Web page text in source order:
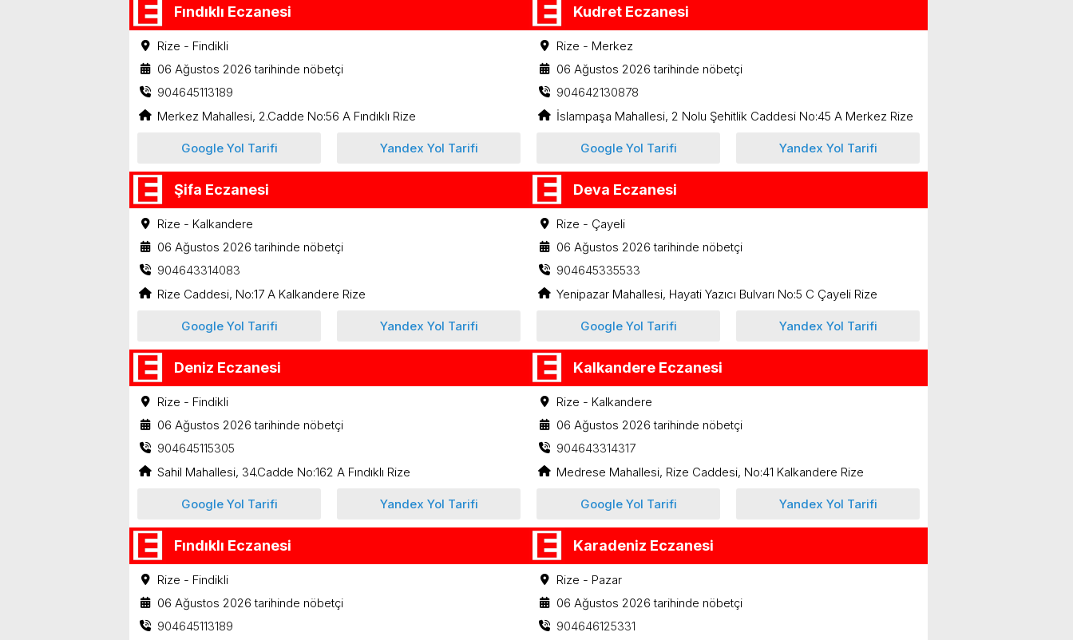
Fındıklı Eczanesi
Rize - Findikli
06 Ağustos 2026 tarihinde nöbetçi
904645113189
Merkez Mahallesi, 2.Cadde No:56 A Fındıklı Rize
Google Yol Tarifi Yandex Yol Tarifi
Kudret Eczanesi
Rize - Merkez
06 Ağustos 2026 tarihinde nöbetçi
904642130878
İslampaşa Mahallesi, 2 Nolu Şehitlik Caddesi No:45 A Merkez Rize
Google Yol Tarifi Yandex Yol Tarifi
Şifa Eczanesi
Rize - Kalkandere
06 Ağustos 2026 tarihinde nöbetçi
904643314083
Rize Caddesi, No:17 A Kalkandere Rize
Google Yol Tarifi Yandex Yol Tarifi
Deva Eczanesi
Rize - Çayeli
06 Ağustos 2026 tarihinde nöbetçi
904645335533
Yenipazar Mahallesi, Hayati Yazıcı Bulvarı No:5 C Çayeli Rize
Google Yol Tarifi Yandex Yol Tarifi
Deniz Eczanesi
Rize - Findikli
06 Ağustos 2026 tarihinde nöbetçi
904645115305
Sahil Mahallesi, 34.Cadde No:162 A Fındıklı Rize
Google Yol Tarifi Yandex Yol Tarifi
Kalkandere Eczanesi
Rize - Kalkandere
06 Ağustos 2026 tarihinde nöbetçi
904643314317
Medrese Mahallesi, Rize Caddesi, No:41 Kalkandere Rize
Google Yol Tarifi Yandex Yol Tarifi
Fındıklı Eczanesi
Rize - Findikli
06 Ağustos 2026 tarihinde nöbetçi
904645113189
Karadeniz Eczanesi
Rize - Pazar
06 Ağustos 2026 tarihinde nöbetçi
904646125331